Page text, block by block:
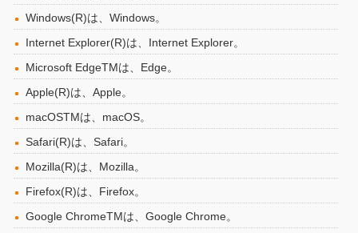
Windows(R)は、Windows。
Internet Explorer(R)は、Internet Explorer。
Microsoft EdgeTMは、Edge。
Apple(R)は、Apple。
macOSTMは、macOS。
Safari(R)は、Safari。
Mozilla(R)は、Mozilla。
Firefox(R)は、Firefox。
Google ChromeTMは、Google Chrome。